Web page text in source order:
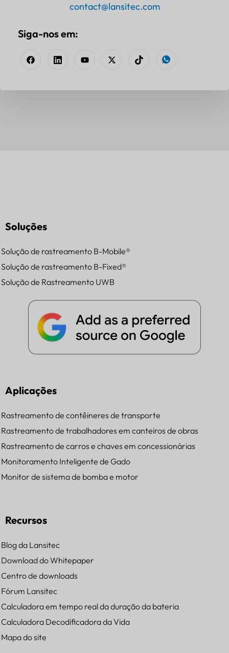
contact@lansitec.com
Siga-nos em:
Soluções
Solução de rastreamento B-Mobile®
Solução de rastreamento B-Fixed®
Solução de Rastreamento UWB
Aplicações
Rastreamento de contêineres de transporte
Rastreamento de trabalhadores em canteiros de obras
Rastreamento de carros e chaves em concessionárias
Monitoramento Inteligente de Gado
Monitor de sistema de bomba e motor
Recursos
Blog da Lansitec
Download do Whitepaper
Centro de downloads
Fórum Lansitec
Calculadora em tempo real da duração da bateria
Calculadora Decodificadora da Vida
Mapa do site